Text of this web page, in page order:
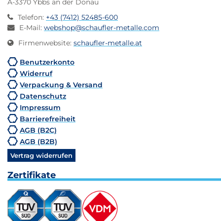
A-3370 Ybbs an der Donau
Telefon: +43 (7412) 52485-600
E-Mail: webshop@schaufler-metalle.com
Firmenwebsite: schaufler-metalle.at
Benutzerkonto
Widerruf
Verpackung & Versand
Datenschutz
Impressum
Barrierefreiheit
AGB (B2C)
AGB (B2B)
Vertrag widerrufen
Zertifikate